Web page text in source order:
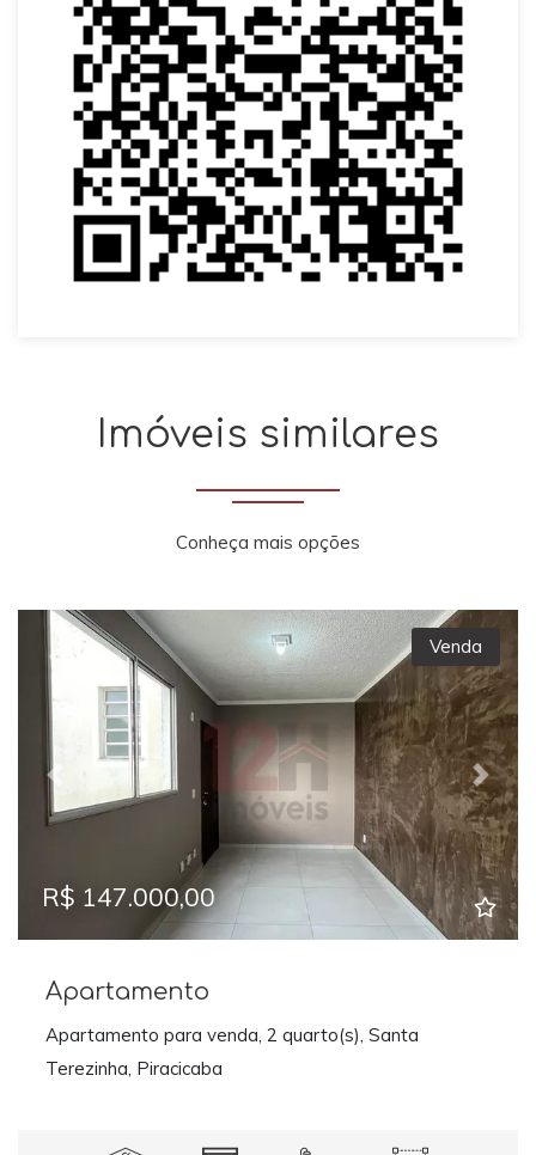
Imóveis similares
Conheça mais opções
Previous Next
Venda
R$ 147.000,00
Apartamento
Apartamento para venda, 2 quarto(s), Santa
Terezinha, Piracicaba